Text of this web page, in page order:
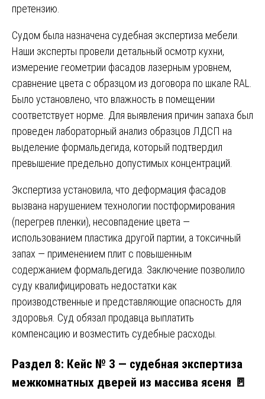
претензию.
Судом была назначена судебная экспертиза мебели.
Наши эксперты провели детальный осмотр кухни,
измерение геометрии фасадов лазерным уровнем,
сравнение цвета с образцом из договора по шкале RAL.
Было установлено, что влажность в помещении
соответствует норме. Для выявления причин запаха был
проведен лабораторный анализ образцов ЛДСП на
выделение формальдегида, который подтвердил
превышение предельно допустимых концентраций.
Экспертиза установила, что деформация фасадов
вызвана нарушением технологии постформирования
(перегрев пленки), несовпадение цвета —
использованием пластика другой партии, а токсичный
запах — применением плит с повышенным
содержанием формальдегида. Заключение позволило
суду квалифицировать недостатки как
производственные и представляющие опасность для
здоровья. Суд обязал продавца выплатить
компенсацию и возместить судебные расходы.
Раздел 8: Кейс № 3 — судебная экспертиза
межкомнатных дверей из массива ясеня 🚪